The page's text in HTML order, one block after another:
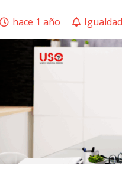
hace 1 año Igualdad